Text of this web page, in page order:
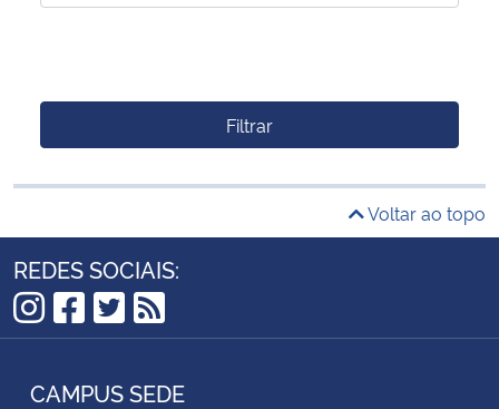
Filtrar
Voltar ao topo
REDES SOCIAIS:
Instagram
Facebook
Twitter
RSS
CAMPUS SEDE